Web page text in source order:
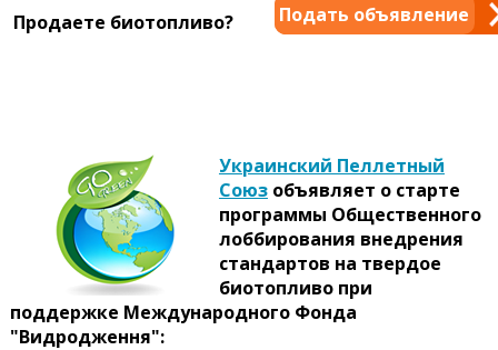
Продаете биотопливо? Подать объявление
Украинский Пеллетный
Союзобъявляет о старте
программы Общественного
лоббирования внедрения
стандартов на твердое
биотопливо при
поддержке Международного Фонда
"Видродження":